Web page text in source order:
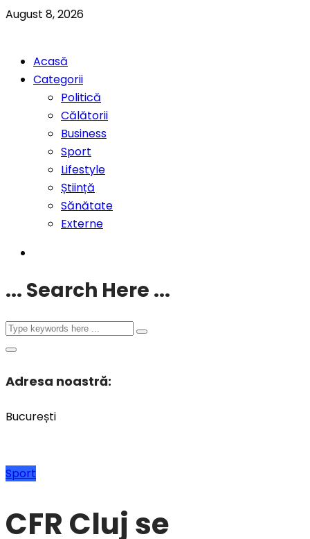
August 8, 2026
Acasă
Categorii
Politică
Călătorii
Business
Sport
Lifestyle
Știință
Sănătate
Externe
... Search Here ...
Adresa noastră:
București
Sport
CFR Cluj se